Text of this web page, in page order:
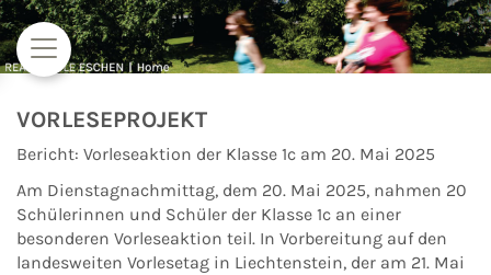
Zum Inhalt springen
VORLESEPROJEKT
Bericht: Vorleseaktion der Klasse 1c am 20. Mai 2025
Am Dienstagnachmittag, dem 20. Mai 2025, nahmen 20
Schülerinnen und Schüler der Klasse 1c an einer
besonderen Vorleseaktion teil. In Vorbereitung auf den
landesweiten Vorlesetag in Liechtenstein, der am 21. Mai